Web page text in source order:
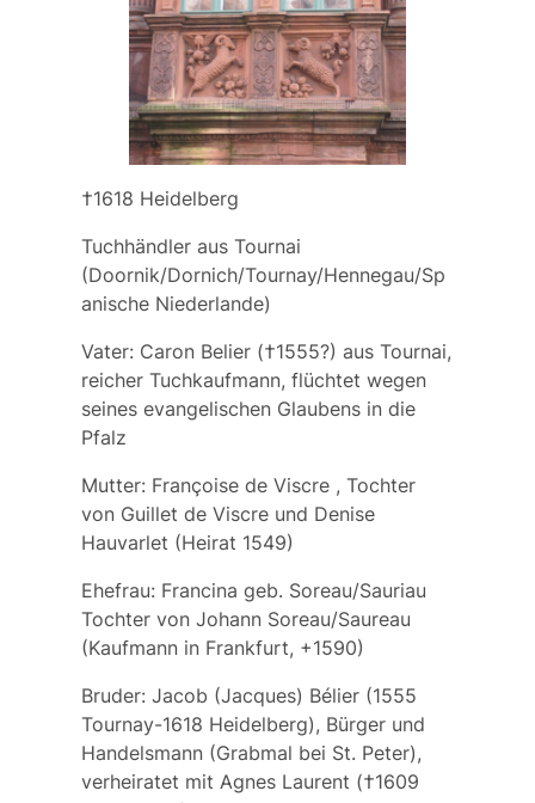
†1618 Heidelberg
Tuchhändler aus Tournai
(Doornik/Dornich/Tournay/Hennegau/Sp
anische Niederlande)
Vater: Caron Belier(†1555?) aus Tournai,
reicher Tuchkaufmann, flüchtet wegen
seines evangelischen Glaubens in die
Pfalz
Mutter: Françoise de Viscre, Tochter
von Guillet de Viscre und Denise
Hauvarlet (Heirat 1549)
Ehefrau: Francina geb. Soreau/Sauriau
Tochter von Johann Soreau/Saureau
(Kaufmann in Frankfurt, +1590)
Bruder: Jacob (Jacques) Bélier(1555
Tournay-1618 Heidelberg), Bürger und
Handelsmann (Grabmal bei St. Peter),
verheiratet mit Agnes Laurent (†1609